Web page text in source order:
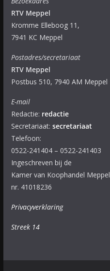
RTV Meppel
Kromme Elleboog 11,
7941 KC Meppel
Postadres/secretariaat
RTV Meppel
Postbus 510, 7940 AM Meppel
E-mail
Redactie: redactie
Secretariaat: secretariaat
Telefoon:
0522-241404 – 0522-241403
Ingeschreven bij de
Kamer van Koophandel Meppel
nr. 41018236
Privacyverklaring
Streek 14